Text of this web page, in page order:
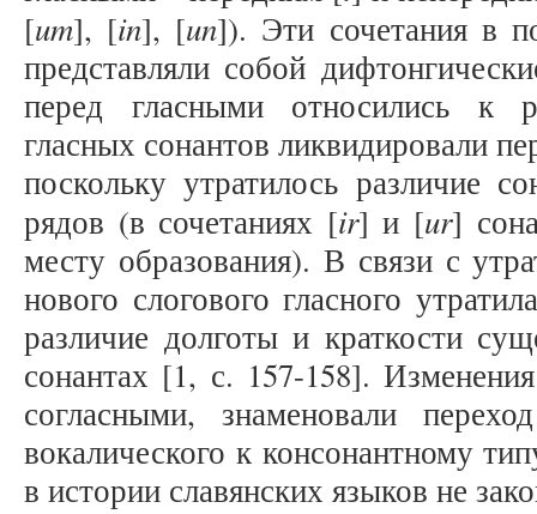
[um], [in], [un]). Эти сочетания в
представляли собой
перед гласными относились к
гласных сонантов ликвидировали
поскольку утратилось различие
рядов (в сочетаниях [ir] и [ur]
месту образования). В связи с
нового слогового гласного
различие долготы и краткости
сонантах [1, с. 157-158].
согласными, знаменовали
вокалического к консонантному
в истории славянских языков не